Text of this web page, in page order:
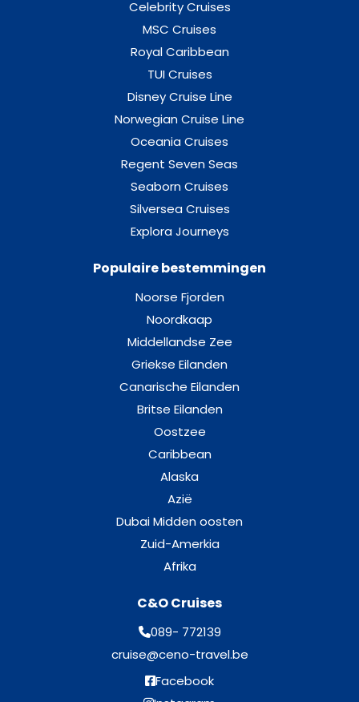
BUITENHUT BELLA GARANTIE
Buitenhut
BALKONHUT BELLA GARANTIE
Balkonhut
Deluxe Balcony (low deck)
Deck 9 – Albinoni
Balkonhut
Celebrity Cruises
MSC Cruises
Royal Caribbean
TUI Cruises
Disney Cruise Line
Norwegian Cruise Line
Oceania Cruises
Regent Seven Seas
Seaborn Cruises
Silversea Cruises
Explora Journeys
Populaire bestemmingen
Noorse Fjorden
Noordkaap
Middellandse Zee
Griekse Eilanden
Canarische Eilanden
Britse Eilanden
Oostzee
Caribbean
Alaska
Azië
Dubai Midden oosten
Zuid-Amerkia
Afrika
C&O Cruises
089- 772139
cruise@ceno-travel.be
Facebook